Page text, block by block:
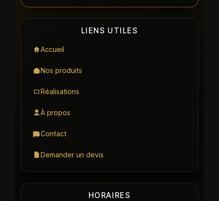
LIENS UTILES
Accueil
Nos produits
Réalisations
À propos
Contact
Demander un devis
HORAIRES